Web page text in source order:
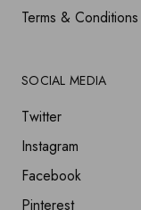
Terms & Conditions
SOCIAL MEDIA
Twitter
Instagram
Facebook
Pinterest